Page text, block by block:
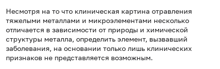
Несмотря на то что клиническая картина отравления
тяжелыми металлами и микроэлементами несколько
отличается в зависимости от природы и химической
структуры металла, определить элемент, вызвавший
заболевания, на основании только лишь клинических
признаков не представляется возможным.